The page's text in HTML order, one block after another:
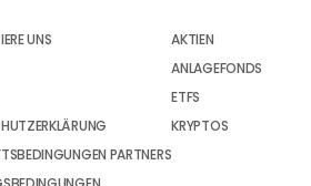
UNS
PARTNERS
AKTIEN
ANLAGEFONDS
ETFS
KRYPTOS